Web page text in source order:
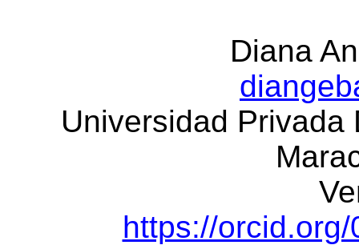
Diana
Universidad Privada
https://